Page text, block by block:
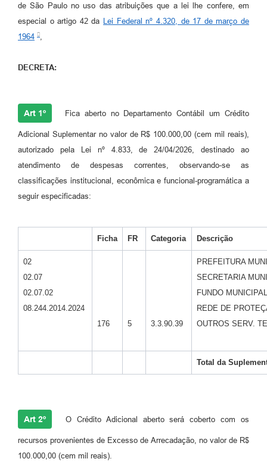
de São Paulo no uso das atribuições que a lei lhe confere, em
especial o artigo 42 da
Lei Federal nº 4.320, de 17 de março de
1964
,
DECRETA:
Art 1º Fica aberto no Departamento Contábil um Crédito
Adicional Suplementar no valor de R$ 100.000,00 (cem mil reais),
autorizado pela Lei nº 4.833, de 24/04/2026, destinado ao
atendimento de despesas correntes, observando-se as
classificações institucional, econômica e funcional-programática a
seguir especificadas:
Ficha FR Categoria Descrição
02
02.07
02.07.02
08.244.2014.2024
176
5 3.3.90.39
PREFEITURA
SECRETARIA
FUNDO
REDE DE
OUTROS SERV.
Total da
Art 2º O Crédito Adicional aberto será coberto com os
recursos provenientes de Excesso de Arrecadação, no valor de R$
100.000,00 (cem mil reais).